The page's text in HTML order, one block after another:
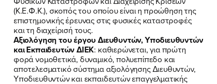
ΝΕΑ
ΕΛΑ ΚΙ ΕΣΥ
FB IN TW YT LN VB TIKTOK
(Κ.Ε.Φ.Κ.), σκοπός του οποίου είναι η προώθηση της
επιστημονικής έρευνας στις φυσικές καταστροφές
και τη διαχείρισή τους.
Αξιολόγηση του έργου Διευθυντών, Υποδιευθυντών
και Εκπαιδευτών ΔΙΕΚ: καθιερώνεται, για πρώτη
φορά νομοθετικά, δυναμικό, πολυεπίπεδο και
αποτελεσματικό σύστημα αξιολόγησης Διευθυντών,
Υποδιευθυντών και εκπαιδευτών επαγγελματικής